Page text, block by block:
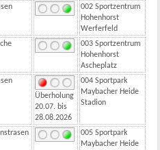
002 Sportzentrum
Hohenhorst
Werferfeld
003 Sportzentrum
Hohenhorst
Ascheplatz
Überholung
20.07. bis
28.08.2026
004 Sportpark
Maybacher Heide
Stadion
005 Sportpark
Maybacher Heide